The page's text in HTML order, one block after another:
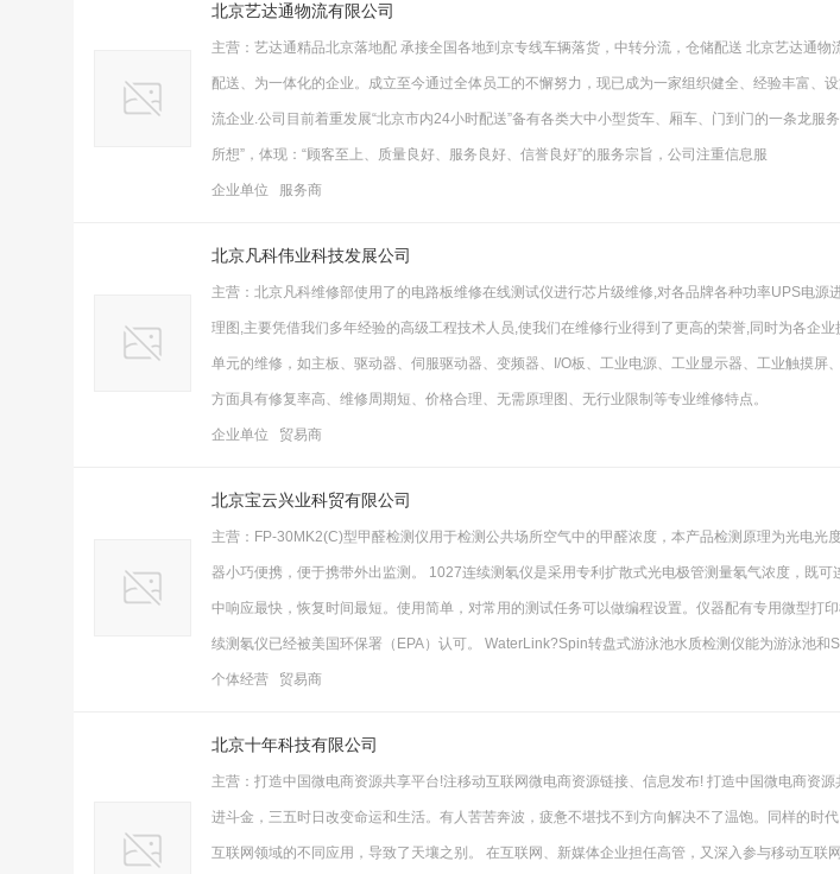
北京艺达通物流有限公司
主营：艺达通精品北京落地配 承接全国各地到京专线车辆落货，中转分流，仓储配送 北京艺达通物
配送、为一体化的企业。成立至今通过全体员工的不懈努力，现已成为一家组织健全、经验丰富、
流企业.公司目前着重发展“北京市内24小时配送”备有各类大中小型货车、厢车、门到门的一条龙服
所想”，体现：“顾客至上、质量良好、服务良好、信誉良好”的服务宗旨，公司注重信息服
企业单位 服务商
北京凡科伟业科技发展公司
主营：北京凡科维修部使用了的电路板维修在线测试仪进行芯片级维修,对各品牌各种功率UPS电源
理图,主要凭借我们多年经验的高级工程技术人员,使我们在维修行业得到了更高的荣誉,同时为各企
单元的维修，如主板、驱动器、伺服驱动器、变频器、I/O板、工业电源、工业显示器、工业触摸屏
方面具有修复率高、维修周期短、价格合理、无需原理图、无行业限制等专业维修特点。
企业单位 贸易商
北京宝云兴业科贸有限公司
主营：FP-30MK2(C)型甲醛检测仪用于检测公共场所空气中的甲醛浓度，本产品检测原理为光电光
器小巧便携，便于携带外出监测。 1027连续测氡仪是采用专利扩散式光电极管测量氡气浓度，既
中响应最快，恢复时间最短。使用简单，对常用的测试任务可以做编程设置。仪器配有专用微型打
续测氡仪已经被美国环保署（EPA）认可。 WaterLink?Spin转盘式游泳池水质检测仪能为游泳池和
个体经营 贸易商
北京十年科技有限公司
主营：打造中国微电商资源共享平台!注移动互联网微电商资源链接、信息发布! 打造中国微电商资
进斗金，三五时日改变命运和生活。有人苦苦奔波，疲惫不堪找不到方向解决不了温饱。同样的时
互联网领域的不同应用，导致了天壤之别。 在互联网、新媒体企业担任高管，又深入参与移动互联